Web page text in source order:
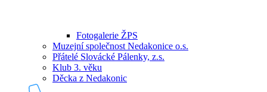
Fotogalerie ŽPS
Muzejní společnost Nedakonice o.s.
Přátelé Slovácké Pálenky, z.s.
Klub 3. věku
Děcka z Nedakonic